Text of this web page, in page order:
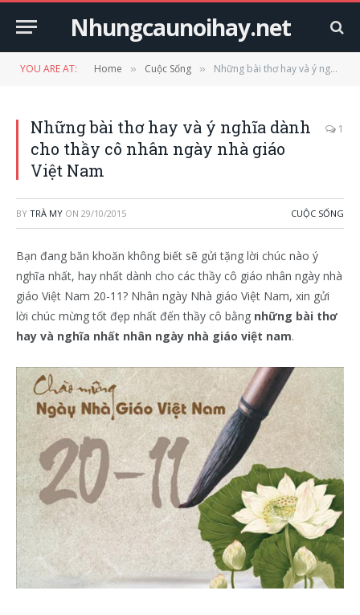
Nhungcaunoihay.net
YOU ARE AT: Home » Cuộc Sống » Những bài thơ hay và ý nghĩa dành cho thầy cô nhân ngày nhà giáo Việt Nam
Những bài thơ hay và ý nghĩa dành
cho thầy cô nhân ngày nhà giáo
Việt Nam
1
BY TRÀ MY ON 29/10/2015 CUỘC SỐNG
Bạn đang băn khoăn không biết sẽ gửi tặng lời chúc nào ý
nghĩa nhất, hay nhất dành cho các thầy cô giáo nhân ngày nhà
giáo Việt Nam 20-11? Nhân ngày Nhà giáo Việt Nam, xin gửi
lời chúc mừng tốt đẹp nhất đến thầy cô bằng những bài thơ
hay và nghĩa nhất nhân ngày nhà giáo việt nam.